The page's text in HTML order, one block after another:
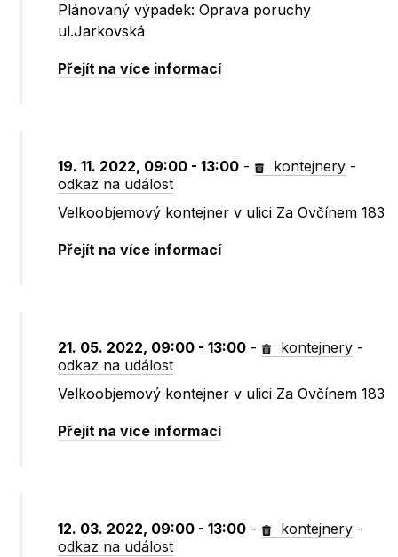
Plánovaný výpadek: Oprava poruchy
ul.Jarkovská
Přejít na více informací
19. 11. 2022, 09:00 - 13:00 - kontejnery -
odkaz na událost
Velkoobjemový kontejner v ulici Za Ovčínem 183
Přejít na více informací
21. 05. 2022, 09:00 - 13:00 - kontejnery -
odkaz na událost
Velkoobjemový kontejner v ulici Za Ovčínem 183
Přejít na více informací
12. 03. 2022, 09:00 - 13:00 - kontejnery -
odkaz na událost